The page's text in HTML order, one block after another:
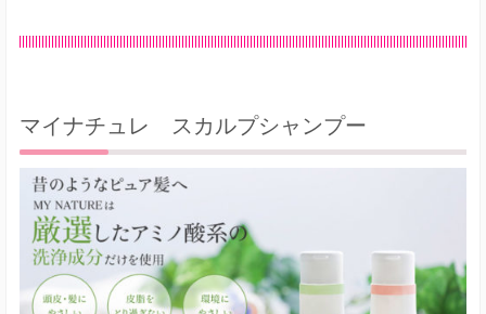
マイナチュレ スカルプシャンプー